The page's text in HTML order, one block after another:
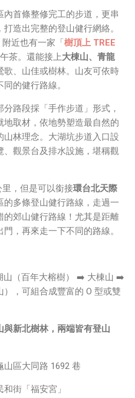
嗎？）。反重力技術說不定
普通老百姓了解罷了。
了就是人家拉個百人團隊
和硬體規格點滿，再加上極
道 Ray-Ban Meta 的智慧眼
片在裡面，一開始我猜測會
WiFi SoftAP 的方式去做
在同步媒體時，會強制要
媒體同步應該是靠 WiFi 通
做了一個WiFi Direct 架構
快，幾百 MB 的大檔幾乎秒
手機端更是不用說的順暢，
輸時所需的頻寬會更大，功
內首條整修完工的步道，更串
，打造出完整的登山健行網絡。
附近也有一家「樹頂上 TREE
茶。還能接上大棟山、青龍
歌、山佳或樹林。山友可依時
的健行路線。
路段採「手作步道」形式，
取材，依地勢塑造最自然的
林理念。大湖坑步道入口設
觀景台及排水設施，堪稱觀
，但是可以銜接環台北天際
的多條登山健行路線，走過一
的郊山健行路線！尤其是距離
，再來走一下不同的路線。
（百年大榕樹） ➡️ 大棟山 ➡️
，可組合成豐富的 O 型或雙
新北樹林，兩端皆有登山
區大同路 1692 巷
街「福安宮」